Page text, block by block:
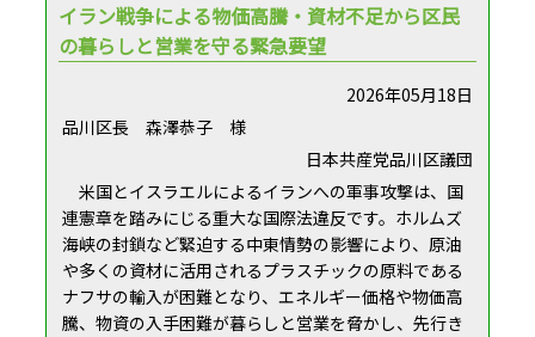
イラン戦争による物価高騰・資材不足から区民
の暮らしと営業を守る緊急要望
2026年05月18日
品川区長 森澤恭子 様
日本共産党品川区議団
米国とイスラエルによるイランへの軍事攻撃は、国
連憲章を踏みにじる重大な国際法違反です。ホルムズ
海峡の封鎖など緊迫する中東情勢の影響により、原油
や多くの資材に活用されるプラスチックの原料である
ナフサの輸入が困難となり、エネルギー価格や物価高
騰、物資の入手困難が暮らしと営業を脅かし、先行き